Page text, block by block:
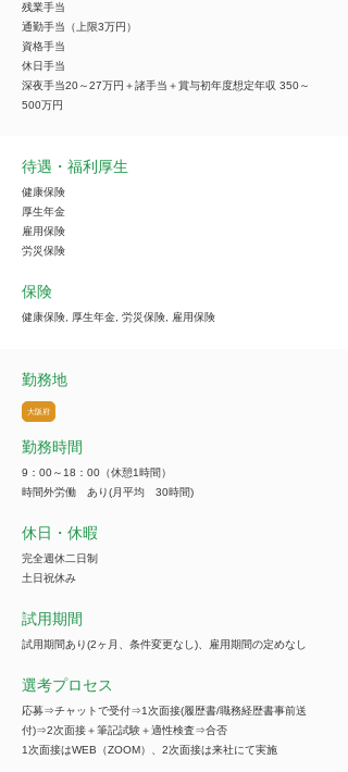
残業手当
通勤手当（上限3万円）
資格手当
休日手当
深夜手当20～27万円＋諸手当＋賞与初年度想定年収 350～
500万円
待遇・福利厚生
健康保険
厚生年金
雇用保険
労災保険
保険
健康保険, 厚生年金, 労災保険, 雇用保険
勤務地
大阪府
勤務時間
9：00～18：00（休憩1時間）
時間外労働 あり(月平均 30時間)
休日・休暇
完全週休二日制
土日祝休み
試用期間
試用期間あり(2ヶ月、条件変更なし)、雇用期間の定めなし
選考プロセス
応募⇒チャットで受付⇒1次面接(履歴書/職務経歴書事前送
付)⇒2次面接＋筆記試験＋適性検査⇒合否
1次面接はWEB（ZOOM）、2次面接は来社にて実施